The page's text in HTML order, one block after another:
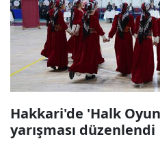
Hakkari'de 'Halk
yarışması düzenlendi